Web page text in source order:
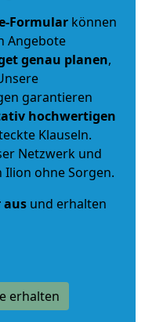
Formular können
Angebote
genau planen,
garantieren
hochwertigen
Klauseln.
Netzwerk und
Ilion ohne Sorgen.
aus und erhalten
erhalten